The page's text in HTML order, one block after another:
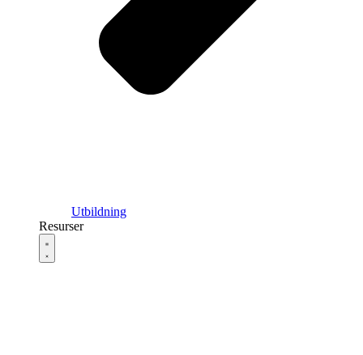
Utbildning
Resurser